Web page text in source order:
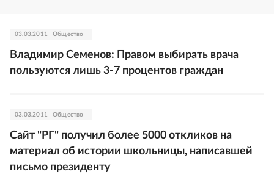
03.03.2011 Общество
Владимир Семенов: Правом выбирать врача
пользуются лишь 3-7 процентов граждан
03.03.2011 Общество
Сайт "РГ" получил более 5000 откликов на
материал об истории школьницы, написавшей
письмо президенту